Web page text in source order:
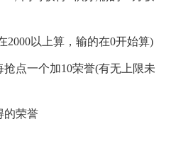
2000以上算，输的在0开始算)
点一个加10荣誉(有无上限未
的荣誉